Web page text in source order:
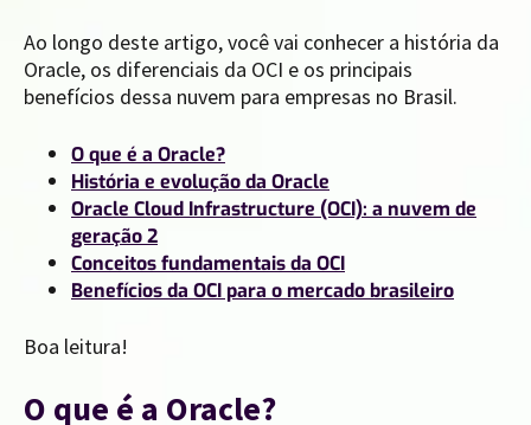
Ao longo deste artigo, você vai conhecer a história da
Oracle, os diferenciais da OCI e os principais
benefícios dessa nuvem para empresas no Brasil.
O que é a Oracle?
História e evolução da Oracle
Oracle Cloud Infrastructure (OCI): a nuvem de
geração 2
Conceitos fundamentais da OCI
Benefícios da OCI para o mercado brasileiro
Boa leitura!
O que é a Oracle?